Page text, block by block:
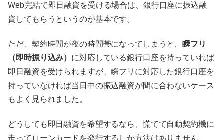
Web完結で即日融資を受ける場合は、銀行口座に振込融
資してもらうというのが基本です。
ただ、契約時間が夜の時間帯になってしまうと、 瞬フリ
（即時振り込み） に対応している銀行口座を持っていれば
即日融資を受けられますが、瞬フリに対応した銀行口座を
持っていなければ当日中の振込融資が間に合わないケース
もよく見られました。
どうしても即日融資を希望するなら、慌てて自動契約機に
走ってローンカードを発行するしか方法はありません。